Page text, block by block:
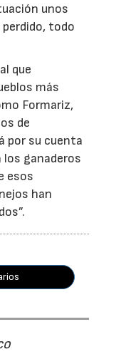
unos
todo
que
más
Formariz,
de
por su cuenta
los ganaderos
esos
han